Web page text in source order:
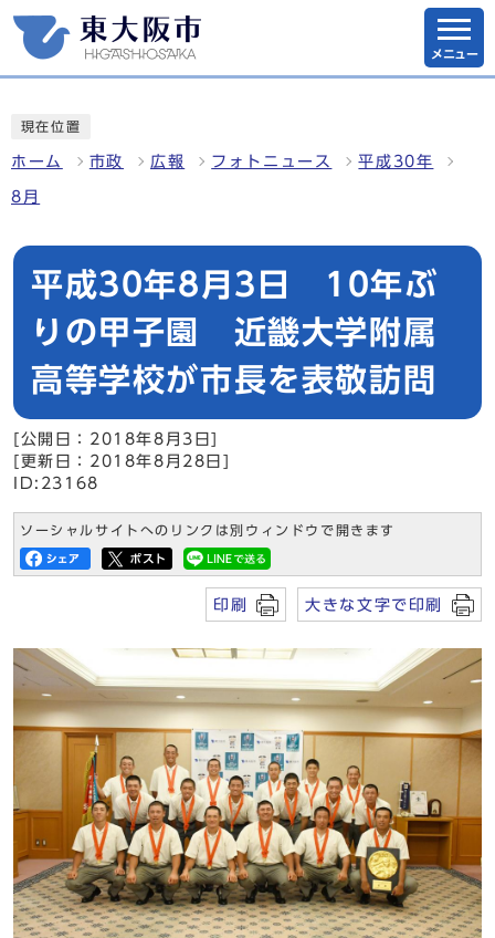
メニュー
現在位置
ホーム 市政 広報 フォトニュース 平成30年
8月
平成30年8月3日 10年ぶ
りの甲子園 近畿大学附属
高等学校が市長を表敬訪問
[公開日：2018年8月3日]
[更新日：2018年8月28日]
ID:23168
ソーシャルサイトへのリンクは別ウィンドウで開きます
印刷 大きな文字で印刷